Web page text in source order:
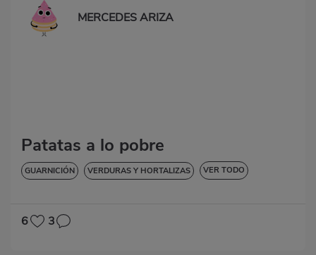
MERCEDES ARIZA
Patatas a lo pobre
GUARNICIÓN VERDURAS Y HORTALIZAS VER TODO
6 3